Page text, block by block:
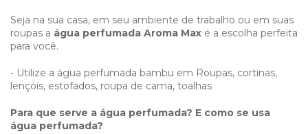
Seja na sua casa, em seu ambiente de trabalho ou em suas
roupas a água perfumada Aroma Max é a escolha perfeita
para você.
- Utilize a água perfumada bambu em Roupas, cortinas,
lençóis, estofados, roupa de cama, toalhas
Para que serve a água perfumada? E como se usa
água perfumada?